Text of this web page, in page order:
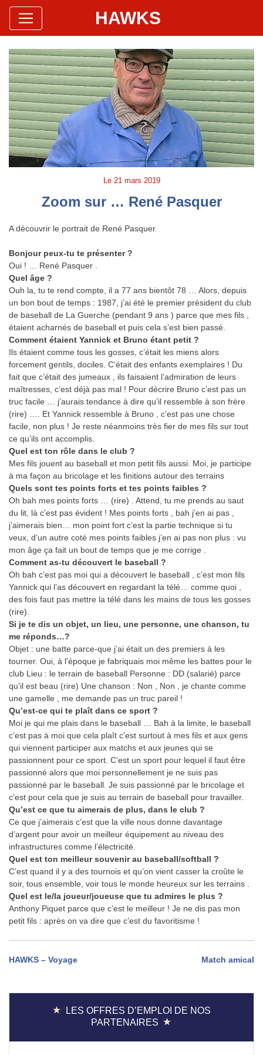
Hawks Baseball Softball
Site Officiel HAWKS
Le 21 mars 2019
Zoom sur … René Pasquer
A découvrir le portrait de René Pasquer
Bonjour peux-tu te présenter ?
Oui ! … René Pasquer .
Quel âge ?
Ouh la, tu te rend compte, il a 77 ans bientôt 78 … Alors, depuis
un bon bout de temps : 1987, j’ai été le premier président du club
de baseball de La Guerche (pendant 9 ans ) parce que mes fils ,
étaient acharnés de baseball et puis cela s’est bien passé.
Comment étaient Yannick et Bruno étant petit ?
Ils étaient comme tous les gosses, c’était les miens alors
forcement gentils, dociles. C’était des enfants exemplaires ! Du
fait que c’était des jumeaux , ils faisaient l’admiration de leurs
maîtresses, c’est déjà pas mal ! Pour décrire Bruno c’est pas un
truc facile … j’aurais tendance à dire qu’il ressemble à son frère
(rire) …. Et Yannick ressemble à Bruno , c’est pas une chose
facile, non plus ! Je reste néanmoins très fier de mes fils sur tout
ce qu’ils ont accomplis.
Quel est ton rôle dans le club ?
Mes fils jouent au baseball et mon petit fils aussi. Moi, je participe
à ma façon au bricolage et les finitions autour des terrains
Quels sont tes points forts et tes points faibles ?
Oh bah mes points forts … (rire) . Attend, tu me prends au saut
du lit, là c’est pas évident ! Mes points forts , bah j’en ai pas ,
j’aimerais bien… mon point fort c’est la partie technique si tu
veux, d’un autre coté mes points faibles j’en ai pas non plus : vu
mon âge ça fait un bout de temps que je me corrige .
Comment as-tu découvert le baseball ?
Oh bah c’est pas moi qui a découvert le baseball , c’est mon fils
Yannick qui l’as découvert en regardant la télé… comme quoi ,
des fois faut pas mettre la télé dans les mains de tous les gosses
(rire).
Si je te dis un objet, un lieu, une personne, une chanson, tu
me réponds…?
Objet : une batte parce-que j’ai était un des premiers à les
tourner. Oui, à l’époque je fabriquais moi même les battes pour le
club Lieu : le terrain de baseball Personne : DD (salarié) parce
qu’il est beau (rire) Une chanson : Non , Non , je chante comme
une gamelle , me demande pas un truc pareil !
Qu’est-ce qui te plaît dans ce sport ?
Moi je qui me plais dans le baseball … Bah à la limite, le baseball
c’est pas à moi que cela plaît c’est surtout à mes fils et aux gens
qui viennent participer aux matchs et aux jeunes qui se
passionnent pour ce sport. C’est un sport pour lequel il faut être
passionné alors que moi personnellement je ne suis pas
passionné par le baseball. Je suis passionné par le bricolage et
c’est pour cela que je suis au terrain de baseball pour travailler.
Qu’est ce que tu aimerais de plus, dans le club ?
Ce que j’aimerais c’est que la ville nous donne davantage
d’argent pour avoir un meilleur équipement au niveau des
infrastructures comme l’électricité.
Quel est ton meilleur souvenir au baseball/softball ?
C’est quand il y a des tournois et qu’on vient casser la croûte le
soir, tous ensemble, voir tous le monde heureux sur les terrains .
Quel est le/la joueur/joueuse que tu admires le plus ?
Anthony Piquet parce que c’est le meilleur ! Je ne dis pas mon
petit fils : après on va dire que c’est du favoritisme !
Navigation
l’article
HAWKS – Voyage Match amical
LES OFFRES D’EMPLOI DE NOS
PARTENAIRES